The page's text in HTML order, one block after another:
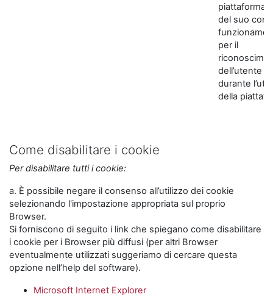
piattaforma
del suo
per il
dell’utente
durante
della
Come disabilitare i cookie
Per disabilitare tutti i cookie:
a. È possibile negare il consenso all’utilizzo dei cookie
selezionando l'impostazione appropriata sul proprio
Browser.
Si forniscono di seguito i link che spiegano come disabilitare
i cookie per i Browser più diffusi (per altri Browser
eventualmente utilizzati suggeriamo di cercare questa
opzione nell’help del software).
Microsoft Internet Explorer